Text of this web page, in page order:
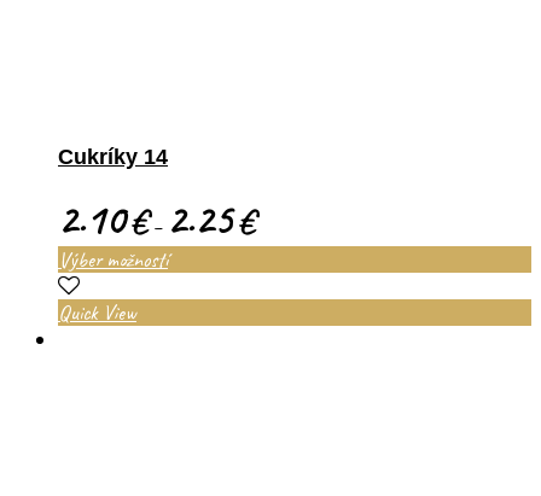
Cukríky 14
2.10€– 2.25€
Výber možností
Quick View